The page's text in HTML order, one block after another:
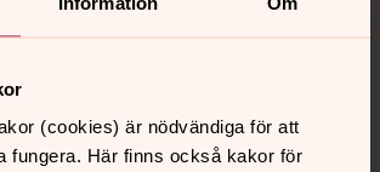
(cookies) är nödvändiga för att
fungera. Här finns också kakor för